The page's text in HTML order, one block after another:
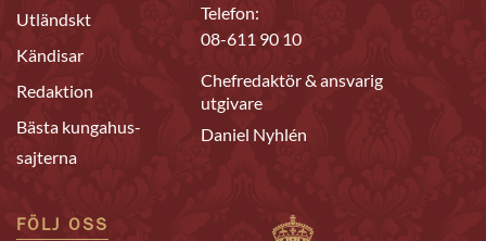
Utländskt
Kändisar
Redaktion
Bästa kungahus-
sajterna
Telefon:
08-611 90 10
Chefredaktör & ansvarig
utgivare
Daniel Nyhlén
FÖLJ OSS